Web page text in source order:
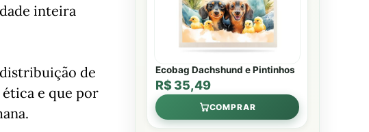
inteira
de
e que por
Ecobag Dachshund e Pintinhos
R$ 35,49
COMPRAR